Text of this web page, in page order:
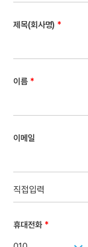
제목(회사명)
이름
이메일
직접입력
휴대전화